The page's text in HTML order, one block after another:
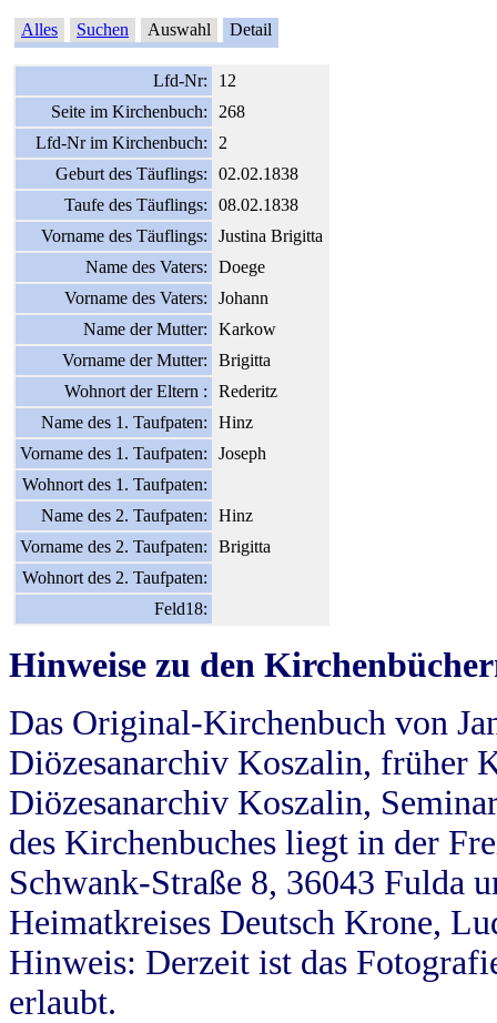
Alles Suchen Auswahl Detail
Lfd-Nr:
12
Seite im Kirchenbuch:
268
Lfd-Nr im Kirchenbuch:
2
Geburt des Täuflings:
02.02.1838
Taufe des Täuflings:
08.02.1838
Vorname des Täuflings:
Justina Brigitta
Name des Vaters:
Doege
Vorname des Vaters:
Johann
Name der Mutter:
Karkow
Vorname der Mutter:
Brigitta
Wohnort der Eltern :
Rederitz
Name des 1. Taufpaten:
Hinz
Vorname des 1. Taufpaten:
Joseph
Wohnort des 1. Taufpaten:
Name des 2. Taufpaten:
Hinz
Vorname des 2. Taufpaten:
Brigitta
Wohnort des 2. Taufpaten:
Feld18:
Hinweise zu den
Das Original-Kirchenbuch von
Diözesanarchiv Koszalin, früher
Diözesanarchiv Koszalin,
des Kirchenbuches liegt in der
Schwank-Straße 8, 36043 Fulda
Heimatkreises Deutsch Krone,
Hinweis: Derzeit ist das
erlaubt.